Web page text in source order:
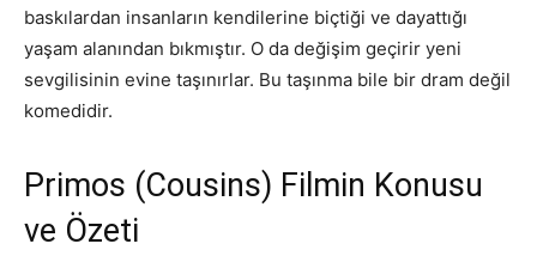
baskılardan insanların kendilerine biçtiği ve dayattığı
yaşam alanından bıkmıştır. O da değişim geçirir yeni
sevgilisinin evine taşınırlar. Bu taşınma bile bir dram değil
komedidir.
Primos (Cousins) Filmin Konusu
ve Özeti